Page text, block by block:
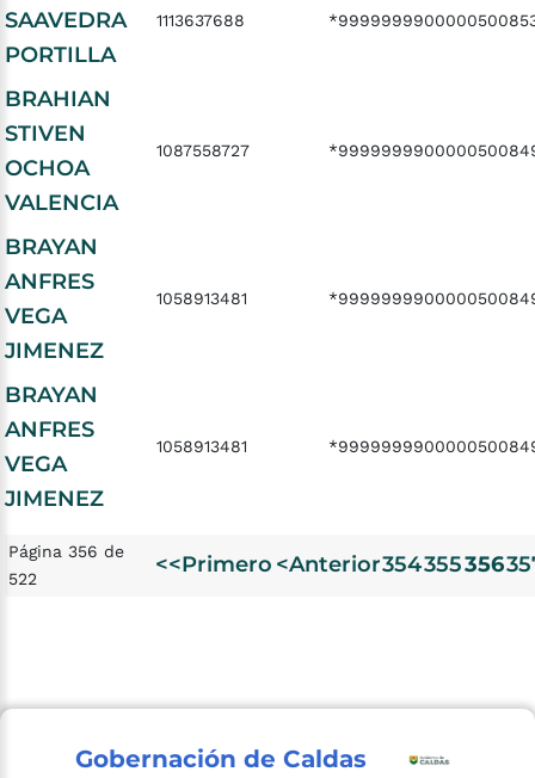
SAAVEDRA
PORTILLA
1113637688
BRAHIAN
STIVEN
OCHOA
VALENCIA
1087558727
BRAYAN
ANFRES
VEGA
JIMENEZ
1058913481
BRAYAN
ANFRES
VEGA
JIMENEZ
1058913481
Página 356 de
522
<<Primero <Anterior354355356
Gobernación de Caldas